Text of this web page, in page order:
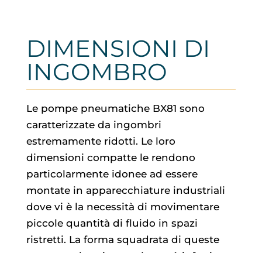
DIMENSIONI DI
INGOMBRO
Le pompe pneumatiche BX81 sono
caratterizzate da ingombri
estremamente ridotti. Le loro
dimensioni compatte le rendono
particolarmente idonee ad essere
montate in apparecchiature industriali
dove vi è la necessità di movimentare
piccole quantità di fluido in spazi
ristretti. La forma squadrata di queste